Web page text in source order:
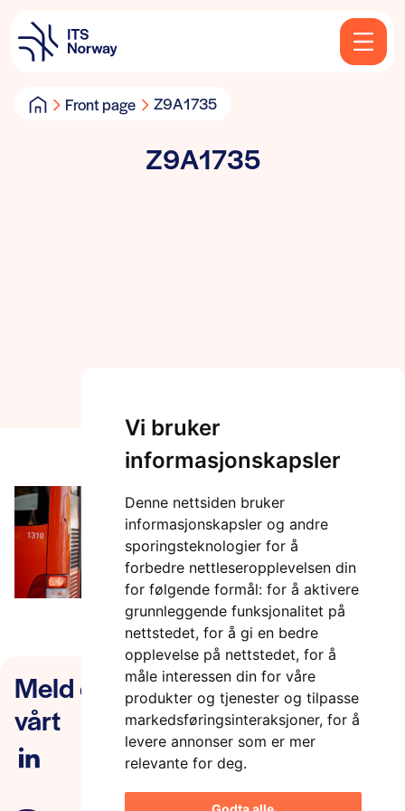
Vi bruker
informasjonskapsler
Denne nettsiden bruker
informasjonskapsler og andre
sporingsteknologier for å
forbedre nettleseropplevelsen din
for følgende formål: for å aktivere
grunnleggende funksjonalitet på
nettstedet, for å gi en bedre
opplevelse på nettstedet, for å
måle interessen din for våre
produkter og tjenester og tilpasse
markedsføringsinteraksjoner, for å
levere annonser som er mer
relevante for deg.
Front page Z9A1735
Z9A1735
Meld deg på nyhetsbrevet
vårt